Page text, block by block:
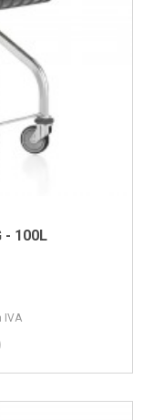
- 100L
IVA
RAL7015